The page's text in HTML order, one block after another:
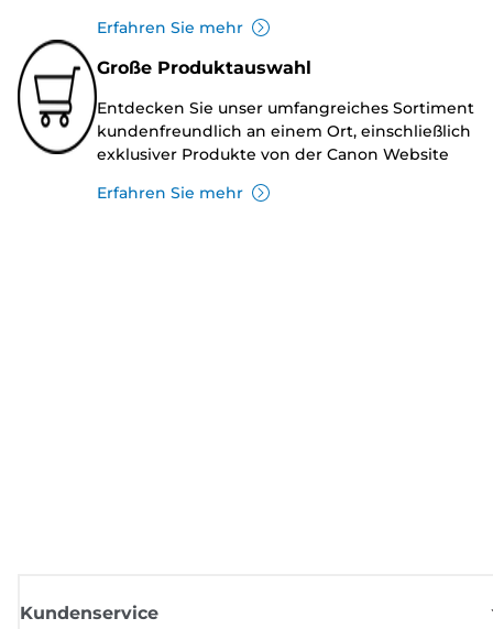
Erfahren Sie mehr
Große Produktauswahl
Entdecken Sie unser umfangreiches Sortiment
kundenfreundlich an einem Ort, einschließlich
exklusiver Produkte von der Canon Website
Erfahren Sie mehr
Kundenservice